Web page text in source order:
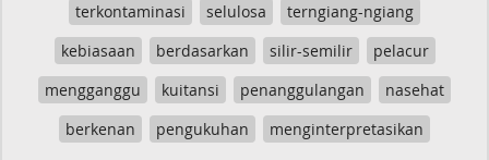
terkontaminasi
selulosa
terngiang-ngiang
kebiasaan
berdasarkan silir-semilir
pelacur
mengganggu
kuitansi penanggulangan
nasehat
berkenan
pengukuhan menginterpretasikan